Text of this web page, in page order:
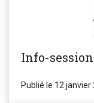
Info-
Publié le 12 janvier